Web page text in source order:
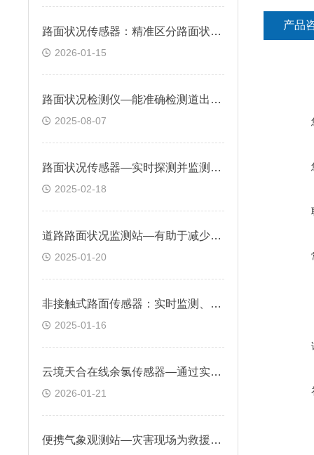
路面状况传感器：精准区分路面状态，云境天合仪器为结冰预警提供数据支撑
2026-01-15
路面状况检测仪—能准确检测道出道路表面结冰、积雪和积水的厚度
2025-08-07
路面状况传感器—实时探测并监测路面状态，减少交通事故的发生率
2025-02-18
道路路面状况监测站—有助于减少因路面不良状况导致的交通事故
2025-01-20
非接触式路面传感器：实时监测、全天候工作、防腐耐用的路面状况传感器
2025-01-16
云境天合在线余氯传感器—通过实时监测余氯浓度，可确保水质符合卫生标准
2026-01-21
便携气象观测站—灾害现场为救援人员提供现场气象信息，保障救援行动安全
产品